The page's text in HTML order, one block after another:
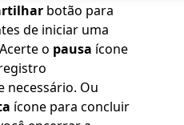
botão para
de iniciar uma
o pausa ícone
necessário. Ou
ícone para concluir